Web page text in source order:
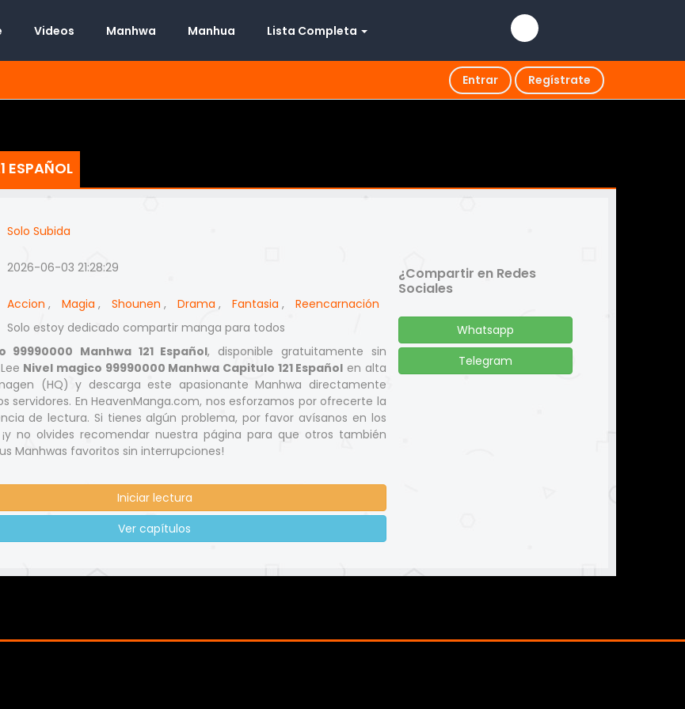
Videos Manhwa Manhua Lista Completa
Entrar Regístrate
ESPAÑOL
Solo Subida
2026-06-03 21:28:29
Accion , Magia , Shounen , Drama , Fantasia ,
Reencarnación
Solo estoy dedicado compartir manga para todos
99990000 Manhwa 121 Español, disponible gratuitamente sin
Nivel magico 99990000 Manhwa Capitulo 121 Español en alta
(HQ) y descarga este apasionante Manhwa directamente
servidores. En HeavenManga.com, nos esforzamos por ofrecerte la
de lectura. Si tienes algún problema, por favor avísanos en los
no olvides recomendar nuestra página para que otros también
Manhwas favoritos sin interrupciones!
Iniciar lectura
Ver capítulos
¿Compartir en Redes
Sociales
Whatsapp
Telegram